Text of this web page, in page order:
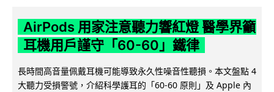
AirPods 用家注意聽力響紅燈 醫學界籲
耳機用戶謹守「60-60」鐵律
長時間高音量佩戴耳機可能導致永久性噪音性聽損。本文盤點 4
大聽力受損警號，介紹科學護耳的「60-60 原則」及 Apple 內